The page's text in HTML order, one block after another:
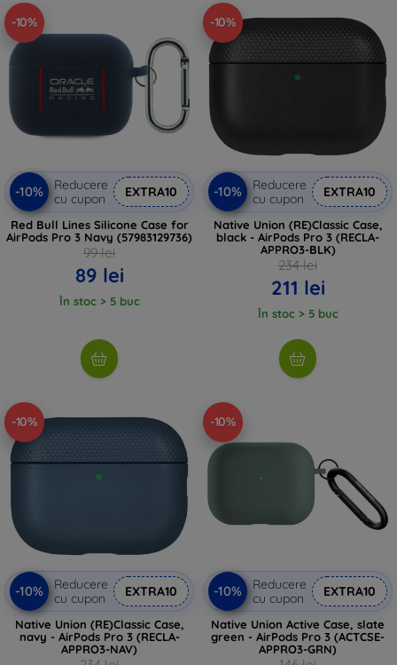
-10%
-10%
Reducere
cu cupon
EXTRA10
Red Bull Lines Silicone Case for
AirPods Pro 3 Navy (57983129736)
99 lei
89 lei
În stoc > 5 buc
-10%
-10%
Reducere
cu cupon
EXTRA10
Native Union (RE)Classic Case,
black - AirPods Pro 3 (RECLA-
APPRO3-BLK)
234 lei
211 lei
În stoc > 5 buc
-10%
-10%
Reducere
cu cupon
EXTRA10
Native Union (RE)Classic Case,
navy - AirPods Pro 3 (RECLA-
APPRO3-NAV)
-10%
-10%
Reducere
cu cupon
EXTRA10
Native Union Active Case, slate
green - AirPods Pro 3 (ACTCSE-
APPRO3-GRN)